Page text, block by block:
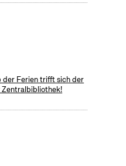
der Ferien trifft sich der
Zentralbibliothek!